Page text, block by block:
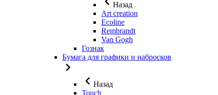
Назад
Art creation
Ecoline
Rembrandt
Van Gogh
Гознак
Бумага для графики и набросков
Назад
Touch